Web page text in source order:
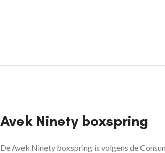
Avek Ninety boxspring
De Avek Ninety boxspring is volgens de